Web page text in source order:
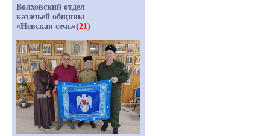
Волховский отдел
казачьей общины
«Невская сечь»(21)